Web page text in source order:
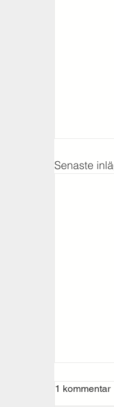
Senaste
1 kommentar